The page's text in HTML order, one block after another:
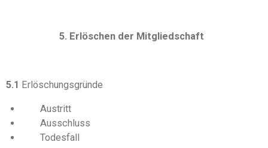
5. Erlöschen der Mitgliedschaft
5.1 Erlöschungsgründe
Austritt
Ausschluss
Todesfall